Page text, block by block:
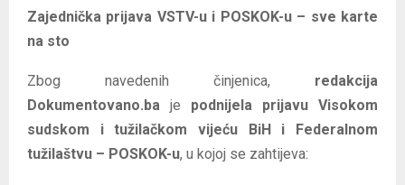
Zajednička prijava VSTV-u i POSKOK-u – sve karte
na sto
Zbog navedenih činjenica, redakcija
Dokumentovano.ba je podnijela prijavu Visokom
sudskom i tužilačkom vijeću BiH i Federalnom
tužilaštvu – POSKOK-u, u kojoj se zahtijeva: